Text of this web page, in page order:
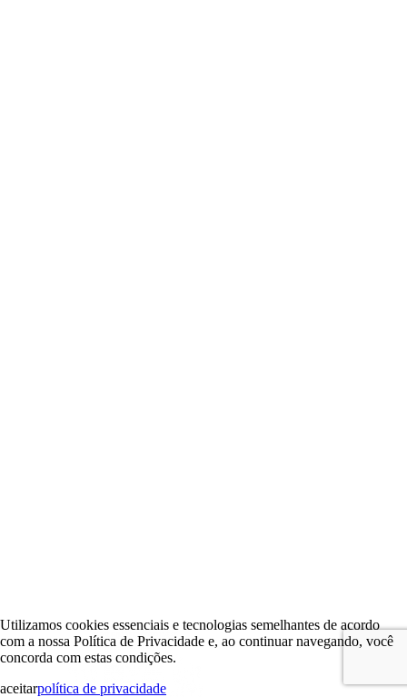
Utilizamos cookies essenciais e tecnologias semelhantes de acordo
com a nossa Política de Privacidade e, ao continuar navegando, você
concorda com estas condições.
aceitarpolítica de privacidade